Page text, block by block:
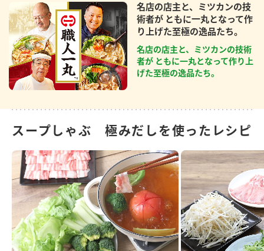
名店の店主と、ミツカンの技
術者が ともに一丸となって作
り上げた至極の逸品たち。
名店の店主と、ミツカンの技術
者が ともに一丸となって作り上
げた至極の逸品たち。
スープしゃぶ 極みだしを使ったレシピ